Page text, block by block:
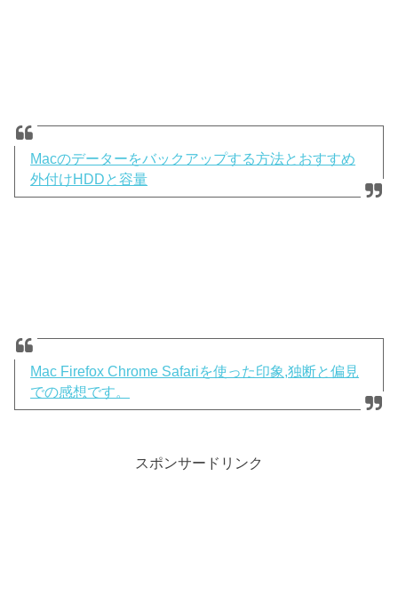
Macのデーターをバックアップする方法とおすすめ
外付けHDDと容量
Mac Firefox Chrome Safariを使った印象,独断と偏見
での感想です。
スポンサードリンク